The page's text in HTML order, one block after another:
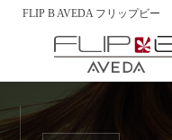
FLIP B AVEDA フリップビー